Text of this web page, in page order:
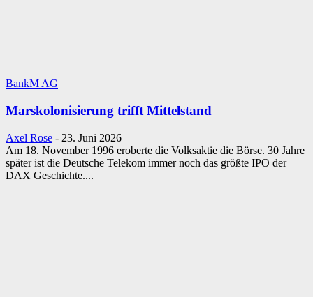
BankM AG
Marskolonisierung trifft Mittelstand
Axel Rose - 23. Juni 2026
Am 18. November 1996 eroberte die Volksaktie die Börse. 30 Jahre
später ist die Deutsche Telekom immer noch das größte IPO der
DAX Geschichte....